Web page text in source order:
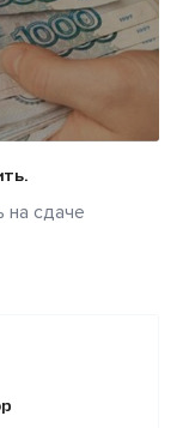
на сдаче